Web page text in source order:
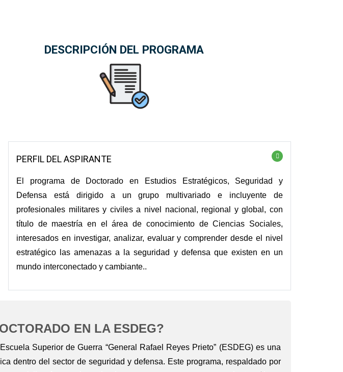
DESCRIPCIÓN DEL PROGRAMA
PERFIL DEL ASPIRANTE
El programa de Doctorado en Estudios Estratégicos, Seguridad y
Defensa está dirigido a un grupo multivariado e incluyente de
profesionales militares y civiles a nivel nacional, regional y global, con
título de maestría en el área de conocimiento de Ciencias Sociales,
interesados en investigar, analizar, evaluar y comprender desde el nivel
estratégico las amenazas a la seguridad y defensa que existen en un
mundo interconectado y cambiante..
EN LA ESDEG?
Superior de Guerra “General Rafael Reyes Prieto” (ESDEG) es una
dentro del sector de seguridad y defensa. Este programa, respaldado por